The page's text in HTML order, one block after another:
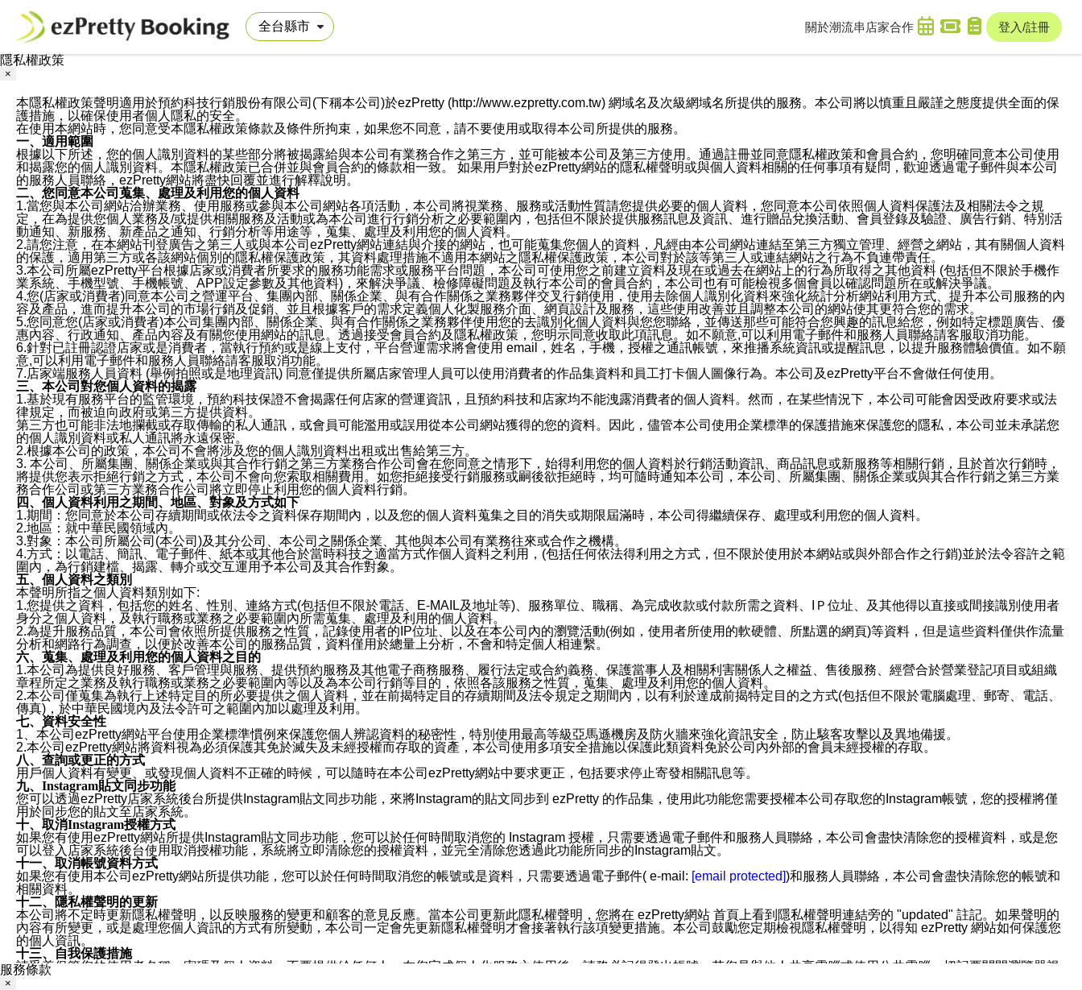
關於潮流串 店家合作 登入/註冊
隱私權政策
×
本隱私權政策聲明適用於預約科技行銷股份有限公司(下稱本公司)於ezPretty (http://www.ezpretty.com.tw) 網域名及次級網域名所提供的服務。本公司將以慎重且嚴謹之態度提供全面的保
護措施，以確保使用者個人隱私的安全。
在使用本網站時，您同意受本隱私權政策條款及條件所拘束，如果您不同意，請不要使用或取得本公司所提供的服務。
一、適用範圍
根據以下所述，您的個人識別資料的某些部分將被揭露給與本公司有業務合作之第三方，並可能被本公司及第三方使用。通過註冊並同意隱私權政策和會員合約，您明確同意本公司使用
和揭露您的個人識別資料。本隱私權政策已合併並與會員合約的條款相一致。 如果用戶對於ezPretty網站的隱私權聲明或與個人資料相關的任何事項有疑問，歡迎透過電子郵件與本公司
的服務人員聯絡，ezPretty網站將盡快回覆並進行解釋說明。
二、您同意本公司蒐集、處理及利用您的個人資料
1.當您與本公司網站洽辦業務、使用服務或參與本公司網站各項活動，本公司將視業務、服務或活動性質請您提供必要的個人資料，您同意本公司依照個人資料保護法及相關法令之規
定，在為提供您個人業務及/或提供相關服務及活動或為本公司進行行銷分析之必要範圍內，包括但不限於提供服務訊息及資訊、進行贈品兌換活動、會員登錄及驗證、廣告行銷、特別活
動通知、新服務、新產品之通知、行銷分析等用途等，蒐集、處理及利用您的個人資料。
2.請您注意，在本網站刊登廣告之第三人或與本公司ezPretty網站連結與介接的網站，也可能蒐集您個人的資料，凡經由本公司網站連結至第三方獨立管理、經營之網站，其有關個人資料
的保護，適用第三方或各該網站個別的隱私權保護政策，其資料處理措施不適用本網站之隱私權保護政策，本公司對於該等第三人或連結網站之行為不負連帶責任。
3.本公司所屬ezPretty平台根據店家或消費者所要求的服務功能需求或服務平台問題，本公司可使用您之前建立資料及現在或過去在網站上的行為所取得之其他資料 (包括但不限於手機作
業系統、手機型號、手機帳號、APP設定參數及其他資料)，來解決爭議、檢修障礙問題及執行本公司的會員合約，本公司也有可能檢視多個會員以確認問題所在或解決爭議。
4.您(店家或消費者)同意本公司之營運平台、集團內部、關係企業、與有合作關係之業務夥伴交叉行銷使用，使用去除個人識別化資料來強化統計分析網站利用方式、提升本公司服務的內
容及產品，進而提升本公司的市場行銷及促銷、並且根據客戶的需求定義個人化製服務介面、網頁設計及服務，這些使用改善並且調整本公司的網站使其更符合您的需求。
5.您同意您(店家或消費者)本公司集團內部、關係企業、與有合作關係之業務夥伴使用您的去識別化個人資料與您您聯絡，並傳送那些可能符合您興趣的訊息給您，例如特定標題廣告、優
惠內容、行政通知、產品內容及有關您使用網站的訊息。透過接受會員合約及隱私權政策，您明示同意收取此項訊息。如不願意,可以利用電子郵件和服務人員聯絡請客服取消功能。
6.針對已註冊認證店家或是消費者，當執行預約或是線上支付，平台營運需求將會使用 email，姓名，手機，授權之通訊帳號，來推播系統資訊或提醒訊息，以提升服務體驗價值。如不願
意,可以利用電子郵件和服務人員聯絡請客服取消功能。
7.店家端服務人員資料 (舉例拍照或是地理資訊) 同意僅提供所屬店家管理人員可以使用消費者的作品集資料和員工打卡個人圖像行為。本公司及ezPretty平台不會做任何使用。
三、本公司對您個人資料的揭露
1.基於現有服務平台的監管環境，預約科技保證不會揭露任何店家的營運資訊，且預約科技和店家均不能洩露消費者的個人資料。然而，在某些情況下，本公司可能會因受政府要求或法
律規定，而被迫向政府或第三方提供資料。
第三方也可能非法地攔截或存取傳輸的私人通訊，或會員可能濫用或誤用從本公司網站獲得的您的資料。因此，儘管本公司使用企業標準的保護措施來保護您的隱私，本公司並未承諾您
的個人識別資料或私人通訊將永遠保密。
2.根據本公司的政策，本公司不會將涉及您的個人識別資料出租或出售給第三方。
3. 本公司、所屬集團、關係企業或與其合作行銷之第三方業務合作公司會在您同意之情形下，始得利用您的個人資料於行銷活動資訊、商品訊息或新服務等相關行銷，且於首次行銷時，
將提供您表示拒絕行銷之方式，本公司不會向您索取相關費用。如您拒絕接受行銷服務或嗣後欲拒絕時，均可隨時通知本公司，本公司、所屬集團、關係企業或與其合作行銷之第三方業
務合作公司或第三方業務合作公司將立即停止利用您的個人資料行銷。
四、個人資料利用之期間、地區、對象及方式如下
1.期間：您同意於本公司存續期間或依法令之資料保存期間內，以及您的個人資料蒐集之目的消失或期限屆滿時，本公司得繼續保存、處理或利用您的個人資料。
2.地區：就中華民國領域內。
3.對象：本公司所屬公司(本公司)及其分公司、本公司之關係企業、其他與本公司有業務往來或合作之機構。
4.方式：以電話、簡訊、電子郵件、紙本或其他合於當時科技之適當方式作個人資料之利用，(包括任何依法得利用之方式，但不限於使用於本網站或與外部合作之行銷)並於法令容許之範
圍內，為行銷建檔、揭露、轉介或交互運用予本公司及其合作對象。
五、個人資料之類別
本聲明所指之個人資料類別如下:
1.您提供之資料，包括您的姓名、性別、連絡方式(包括但不限於電話、E-MAIL及地址等)、服務單位、職稱、為完成收款或付款所需之資料、IＰ位址、及其他得以直接或間接識別使用者
身分之個人資料，及執行職務或業務之必要範圍內所需蒐集、處理及利用的個人資料。
2.為提升服務品質，本公司會依照所提供服務之性質，記錄使用者的IP位址、以及在本公司內的瀏覽活動(例如，使用者所使用的軟硬體、所點選的網頁)等資料，但是這些資料僅供作流量
分析和網路行為調查，以便於改善本公司的服務品質，資料僅用於總量上分析，不會和特定個人相連繫。
六、蒐集、處理及利用您的個人資料之目的
1.本公司為提供良好服務、客戶管理與服務、提供預約服務及其他電子商務服務、履行法定或合約義務、保護當事人及相關利害關係人之權益、售後服務、經營合於營業登記項目或組織
章程所定之業務及執行職務或業務之必要範圍內等以及為本公司行銷等目的，依照各該服務之性質，蒐集、處理及利用您的個人資料。
2.本公司僅蒐集為執行上述特定目的所必要提供之個人資料，並在前揭特定目的存續期間及法令規定之期間內，以有利於達成前揭特定目的之方式(包括但不限於電腦處理、郵寄、電話、
傳真)，於中華民國境內及法令許可之範圍內加以處理及利用。
七、資料安全性
1、本公司ezPretty網站平台使用企業標準慣例來保護您個人辨認資料的秘密性，特別使用最高等級亞馬遜機房及防火牆來強化資訊安全，防止駭客攻擊以及異地備援。
2.本公司ezPretty網站將資料視為必須保護其免於滅失及未經授權而存取的資產，本公司使用多項安全措施以保護此類資料免於公司內外部的會員未經授權的存取。
八、查詢或更正的方式
用戶個人資料有變更、或發現個人資料不正確的時候，可以隨時在本公司ezPretty網站中要求更正，包括要求停止寄發相關訊息等。
九、Instagram貼文同步功能
您可以透過ezPretty店家系統後台所提供Instagram貼文同步功能，來將Instagram的貼文同步到 ezPretty 的作品集，使用此功能您需要授權本公司存取您的Instagram帳號，您的授權將僅
用於同步您的貼文至店家系統。
十、取消Instagram授權方式
如果您有使用ezPretty網站所提供Instagram貼文同步功能，您可以於任何時間取消您的 Instagram 授權，只需要透過電子郵件和服務人員聯絡，本公司會盡快清除您的授權資料，或是您
可以登入店家系統後台使用取消授權功能，系統將立即清除您的授權資料，並完全清除您透過此功能所同步的Instagram貼文。
十一、取消帳號資料方式
如果您有使用本公司ezPretty網站所提供功能，您可以於任何時間取消您的帳號或是資料，只需要透過電子郵件( e-mail: [email protected])和服務人員聯絡，本公司會盡快清除您的帳號和
相關資料。
十二、隱私權聲明的更新
本公司將不定時更新隱私權聲明，以反映服務的變更和顧客的意見反應。當本公司更新此隱私權聲明，您將在 ezPretty網站 首頁上看到隱私權聲明連結旁的 "updated" 註記。如果聲明的
內容有所變更，或是處理您個人資訊的方式有所變動，本公司一定會先更新隱私權聲明才會接著執行該項變更措施。本公司鼓勵您定期檢視隱私權聲明，以得知 ezPretty 網站如何保護您
的個人資訊。
十三、自我保護措施
請妥善保管您的使用者名稱、密碼及個人資料，不要提供給任何人。在您完成個人化服務之使用後，請務必記得登出帳號。若您是與他人共享電腦或使用公共電腦，切記要關閉瀏覽器視
窗，以防止他人讀取您的個人資料、信件或進入所機關管理區。
服務條款
×